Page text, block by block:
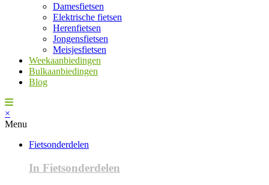
Damesfietsen
Elektrische fietsen
Herenfietsen
Jongensfietsen
Meisjesfietsen
Weekaanbiedingen
Bulkaanbiedingen
Blog
×
Menu
Fietsonderdelen
In Fietsonderdelen